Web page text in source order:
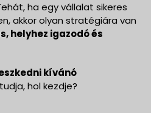
ha egy vállalat sikeres
akkor olyan stratégiára van
helyhez igazodó és
kívánó
hol kezdje?